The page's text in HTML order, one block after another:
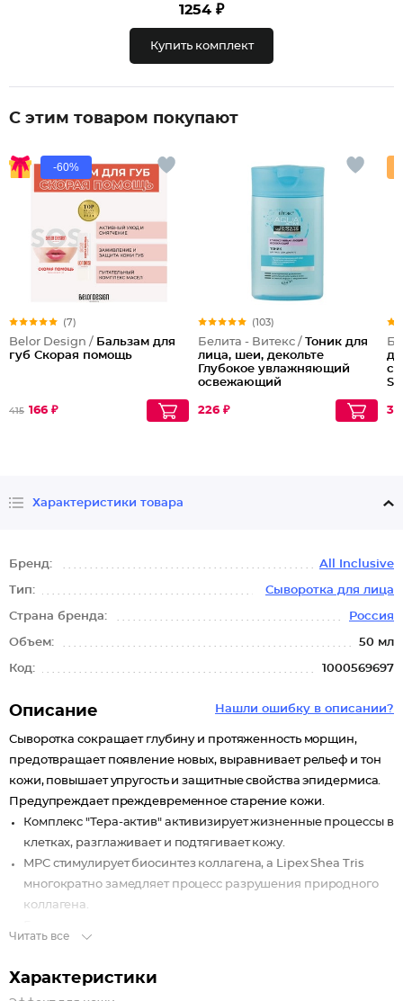
1254 ₽
Купить комплект
С этим товаром покупают
-60%
(7)
Belor Design / Бальзам для
губ Скорая помощь
415 166 ₽
(103)
Белита - Витекс / Тоник для
лица, шеи, декольте
Глубокое увлажняющий
освежающий
226 ₽
Характеристики товара
Бренд: All Inclusive
Тип: Сыворотка для лица
Страна бренда: Россия
Объем: 50 мл
Код: 1000569697
Нашли ошибку в описании?
Описание
Сыворотка сокращает глубину и протяженность морщин,
предотвращает появление новых, выравнивает рельеф и тон
кожи, повышает упругость и защитные свойства эпидермиса.
Предупреждает преждевременное старение кожи.
Комплекс "Тера-актив" активизирует жизненные процессы в
клетках, разглаживает и подтягивает кожу.
MPC стимулирует биосинтез коллагена, а Lipex Shea Tris
многократно замедляет процесс разрушения природного
коллагена.
подтягивают контур и корректируют овал лица.
Читать все
Характеристики